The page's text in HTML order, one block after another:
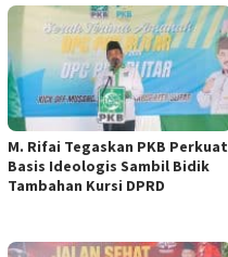
M. Rifai Tegaskan PKB Perkuat
Basis Ideologis Sambil Bidik
Tambahan Kursi DPRD